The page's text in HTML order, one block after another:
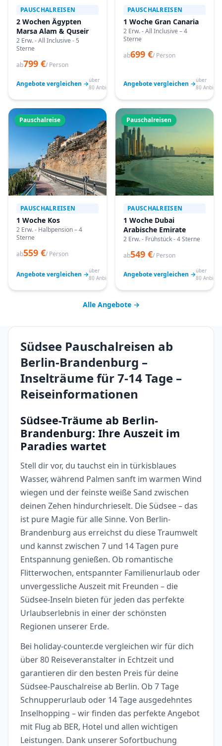
PAUSCHALREISEN
2 Wochen Ägypten
Marsa Alam & Quseir
2 Erw. - All Inclusive - 5
Sterne
ab799 €/ Person
Angebote vergleichen →über
80 Anbieter
PAUSCHALREISEN
1 Woche Gran Canaria
2 Erw. - All Inclusive – 4
Sterne
ab699 €/ Person
Angebote vergleichen →über
80
Pauschalreise
PAUSCHALREISEN
1 Woche Kos
2 Erw. - Halbpension – 4
Sterne
ab559 €/ Person
Angebote vergleichen →über
80 Anbieter
Pauschalreisen
PAUSCHALREISEN
1 Woche Dubai
Arabische Emirate
2 Erw. - Frühstück - 4 Sterne
ab549 €/ Person
Angebote vergleichen →über
80
Alle Angebote →
Südsee Pauschalreisen ab
Berlin-Brandenburg –
Inselträume für 7-14 Tage –
Reiseinformationen
Südsee-Träume ab Berlin-
Brandenburg: Ihre Auszeit im
Paradies wartet
Stell dir vor, du tauchst ein in türkisblaues
Wasser, während Palmen sanft im warmen Wind
wiegen und der feinste weiße Sand zwischen
deinen Zehen hindurchrieselt. Die Südsee – das
ist pure Magie für alle Sinne. Von Berlin-
Brandenburg aus erreichst du diese Traumwelt
und kannst zwischen 7 und 14 Tagen pure
Entspannung genießen. Ob romantische
Flitterwochen, entspannter Familienurlaub oder
unvergessliche Auszeit mit Freunden – die
Südsee-Inseln bieten für jeden das perfekte
Urlaubserlebnis in einer der schönsten
Regionen unserer Erde.
Bei holiday-counter.de vergleichen wir für dich
über 80 Reiseveranstalter in Echtzeit und
garantieren dir den besten Preis für deine
Südsee-Pauschalreise ab Berlin. Ob 7 Tage
Schnupperurlaub oder 14 Tage ausgedehntes
Inselhopping – wir finden das perfekte Angebot
mit Flug ab BER, Hotel und allen wichtigen
Leistungen. Dank unserer Sofortbuchung